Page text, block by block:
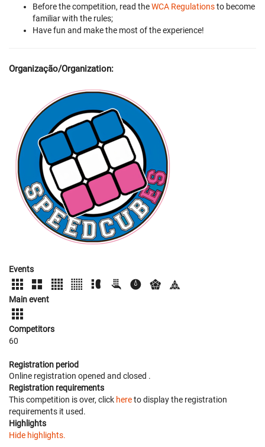
Before the competition, read theWCA Regulationsto become
familiar with the rules;
Have fun and make the most of the experience!
Organização/Organization:
Events
Main event
Competitors
60
Registration period
Online registration opened and closed .
Registration requirements
This competition is over, click hereto display the registration
requirements it used.
Highlights
Hide highlights.